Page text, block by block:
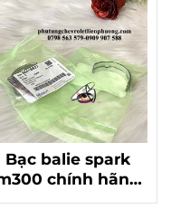
Bạc balie spark
chính hãng
gm mã 96415822